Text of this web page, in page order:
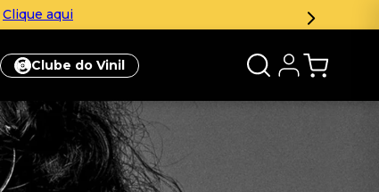
Clique aqui
Clube do Vinil